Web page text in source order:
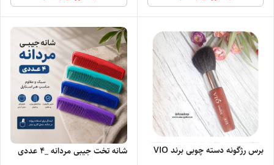
برس رژگونه دسته چوبی برند VIO شانه تخت جیبی مردانه _۴ عددی